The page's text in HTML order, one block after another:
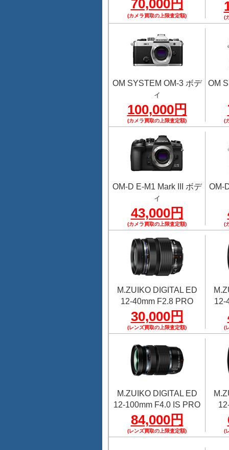
70,000円
(カメラ買取の上限査定額) (
OM SYSTEM OM-3 ボデ
ィ
100,000円
(カメラ買取の上限査定額)
OM
(
OM-D E-M1 Mark III ボデ
ィ
43,000円
(カメラ買取の上限査定額)
OM-
(
M.ZUIKO DIGITAL ED
12-40mm F2.8 PRO
30,000円
(レンズ買取の上限査定額)
12-
(
M.ZUIKO DIGITAL ED
12-100mm F4.0 IS PRO
84,000円
(レンズ買取の上限査定額) (